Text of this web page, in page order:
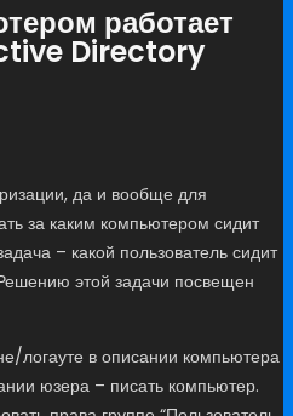
работает
Directory
да и вообще для
за каким компьютером сидит
– какой пользователь сидит
этой задачи посвещен
логауте в описании компьютера
юзера – писать компьютер.